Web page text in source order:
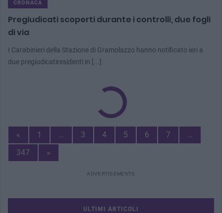
CRONACA
Pregiudicati scoperti durante i controlli, due fogli
di via
I Carabinieri della Stazione di Gramolazzo hanno notificato ieri a
due pregiudicatiresidenti in [...]
« Previous
Page
1 … 3 4 5 6 7
…
347
Next
»
ULTIMI ARTICOLI